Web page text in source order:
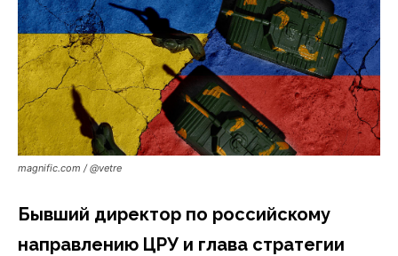
magnific.com / @vetre
Бывший директор по российскому
направлению ЦРУ и глава стратегии